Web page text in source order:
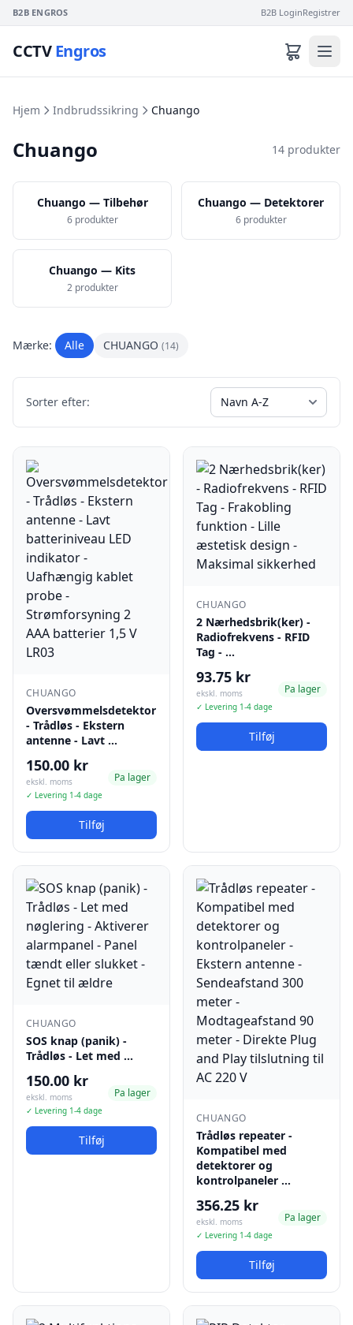
B2B ENGROS B2B LoginRegistrer
CCTVEngros
Hjem Indbrudssikring Chuango
Chuango 14 produkter
Chuango — Tilbehør
6 produkter
Chuango — Detektorer
6 produkter
Chuango — Kits
2 produkter
Mærke: Alle CHUANGO (14)
Sorter efter:
CHUANGO
Oversvømmelsdetektor
- Trådløs - Ekstern
antenne - Lavt …
150.00 kr
ekskl. moms
✓ Levering 1-4 dage
Pa lager
Tilføj
CHUANGO
2 Nærhedsbrik(ker) -
Radiofrekvens - RFID
Tag - …
93.75 kr
ekskl. moms
✓ Levering 1-4 dage
Pa lager
Tilføj
CHUANGO
SOS knap (panik) -
Trådløs - Let med …
150.00 kr
ekskl. moms
✓ Levering 1-4 dage
Pa lager
Tilføj
CHUANGO
Trådløs repeater -
Kompatibel med
detektorer og
kontrolpaneler …
356.25 kr
ekskl. moms
✓ Levering 1-4 dage
Pa lager
Tilføj